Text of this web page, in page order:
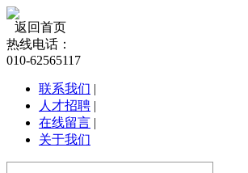
返回首页
热线电话：
010-62565117
联系我们 |
人才招聘 |
在线留言 |
关于我们